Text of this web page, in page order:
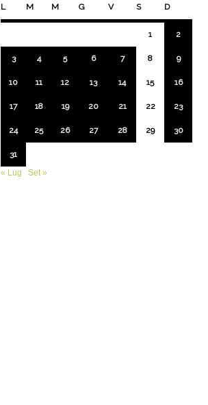
L M M G V S D
1 2
3 4 5 6 7 8 9
10 11 12 13 14 15 16
17 18 19 20 21 22 23
24 25 26 27 28 29 30
31
« Lug
Set »